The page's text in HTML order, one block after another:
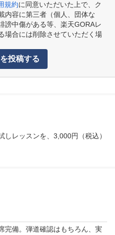
規約に同意いただいた上で、ク
内容に第三者（個人、団体な
謗中傷がある等、楽天GORAレ
場合には削除させていただく場
投稿する
レッスンを、3,000円（税込）
完備。弾道確認はもちろん、実